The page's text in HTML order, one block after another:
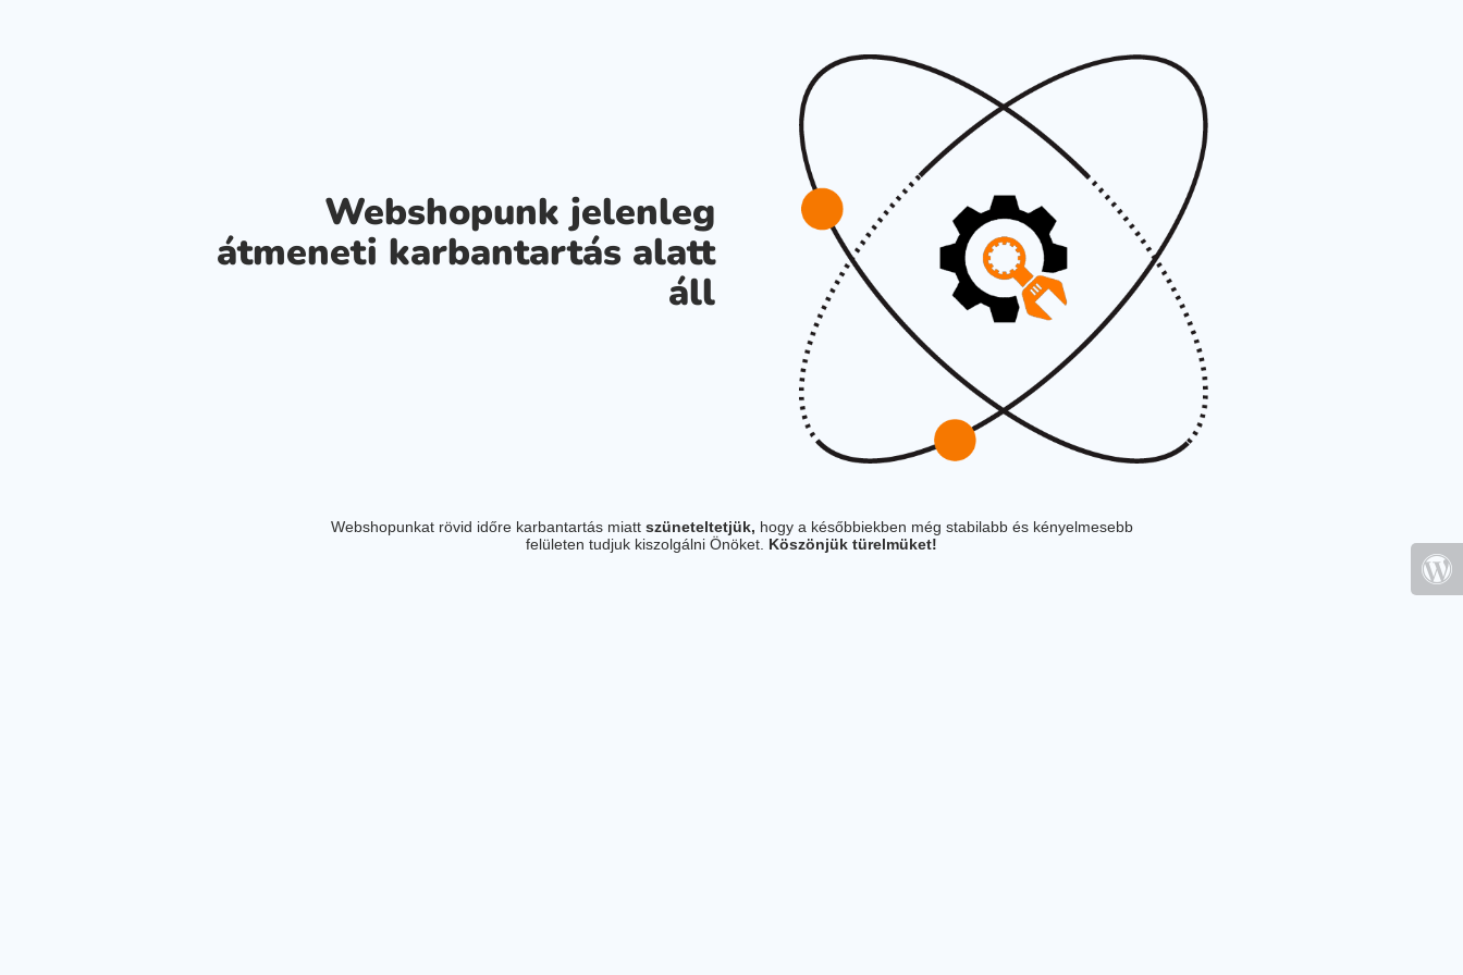
Webshopunk jelenleg
átmeneti karbantartás alatt
áll
Webshopunkat rövid időre karbantartás miatt szüneteltetjük, hogy a későbbiekben még stabilabb és kényelmesebb
felületen tudjuk kiszolgálni Önöket. Köszönjük türelmüket!